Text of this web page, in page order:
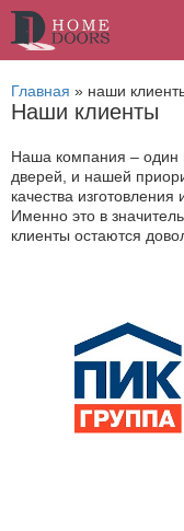
Главная » наши
Наши клиенты
Наша компания – один
дверей, и нашей
качества
Именно это в
клиенты остаются